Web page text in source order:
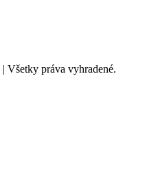
| Všetky práva vyhradené.